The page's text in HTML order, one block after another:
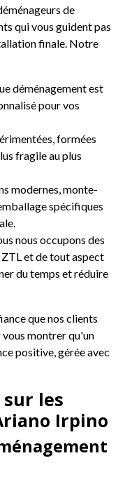
de
qui vous guident pas
finale. Notre
déménagement est
pour vos
formées
fragile au plus
modernes, monte-
spécifiques
nous occupons des
ZTL et de tout aspect
du temps et réduire
que nos clients
vous montrer qu'un
positive, gérée avec
les
Irpino